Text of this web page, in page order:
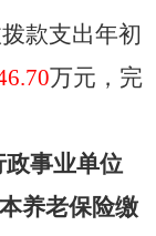
款支出年初
万元，完
事业单位
养老保险缴